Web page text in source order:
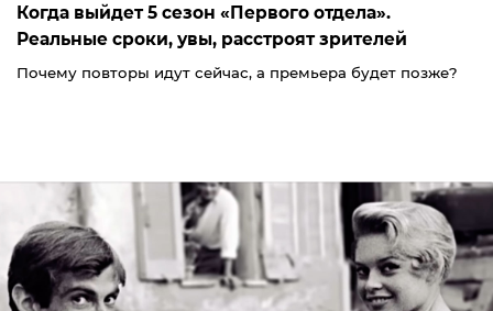
Когда выйдет 5 сезон «Первого отдела».
Реальные сроки, увы, расстроят зрителей
Почему повторы идут сейчас, а премьера будет позже?